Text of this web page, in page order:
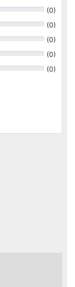
(0)
(0)
(0)
(0)
(0)